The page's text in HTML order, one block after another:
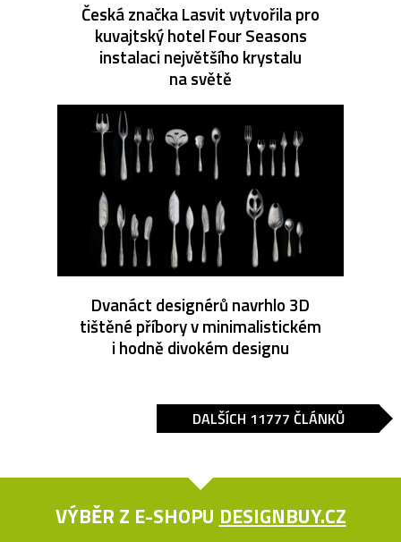
Česká značka Lasvit vytvořila pro
kuvajtský hotel Four Seasons
instalaci největšího krystalu
na světě
Dvanáct designérů navrhlo 3D
tištěné příbory v minimalistickém
i hodně divokém designu
DALŠÍCH 11777 ČLÁNKŮ
VÝBĚR Z E-SHOPU DESIGNBUY.CZ